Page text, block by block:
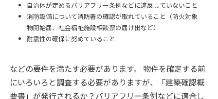
自治体が定めるバリアフリー条例などに違反していないこと
消防設備について消防署の確認が取れていること（防火対象
物開始届、社会福祉施設相談票の届け出など）
耐震性の確保に努めていること
などの要件を満たす必要があります。 物件を確定する前
にいろいろと調査する必要がありますが、「建築確認概
要書」が発行されるか？バリアフリー条例などに適合し